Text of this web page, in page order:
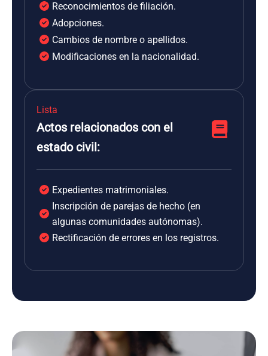
Reconocimientos de filiación.
Adopciones.
Cambios de nombre o apellidos.
Modificaciones en la nacionalidad.
Lista
Actos relacionados con el
estado civil:
Expedientes matrimoniales.
Inscripción de parejas de hecho (en
algunas comunidades autónomas).
Rectificación de errores en los registros.